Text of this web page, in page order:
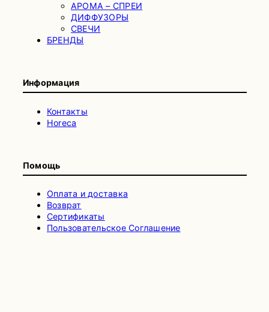
АРОМА – СПРЕИ
ДИФФУЗОРЫ
СВЕЧИ
БРЕНДЫ
Информация
Контакты
Horeca
Помощь
Оплата и доставка
Возврат
Сертификаты
Пользовательское Соглашение